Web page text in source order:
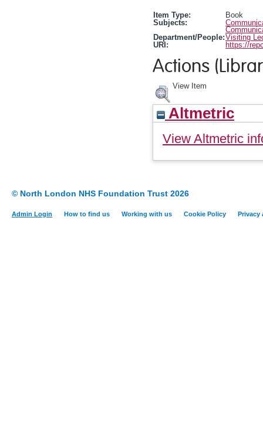
Item Type:
Book
Subjects:
Department/People:Visiting
URI:
https://
Actions
View Item
Altmetric
View Altmetric
© North London NHS Foundation Trust 2026
Admin Login How to find us Working with us Cookie Policy Privacy